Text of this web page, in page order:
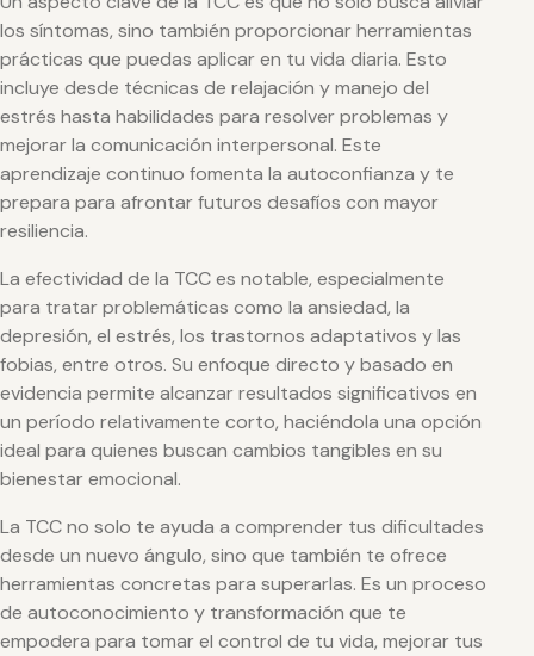
los síntomas, sino también proporcionar herramientas
prácticas que puedas aplicar en tu vida diaria. Esto
incluye desde técnicas de relajación y manejo del
estrés hasta habilidades para resolver problemas y
mejorar la comunicación interpersonal. Este
aprendizaje continuo fomenta la autoconfianza y te
prepara para afrontar futuros desafíos con mayor
resiliencia.
La efectividad de la TCC es notable, especialmente
para tratar problemáticas como la ansiedad, la
depresión, el estrés, los trastornos adaptativos y las
fobias, entre otros. Su enfoque directo y basado en
evidencia permite alcanzar resultados significativos en
un período relativamente corto, haciéndola una opción
ideal para quienes buscan cambios tangibles en su
bienestar emocional.
La TCC no solo te ayuda a comprender tus dificultades
desde un nuevo ángulo, sino que también te ofrece
herramientas concretas para superarlas. Es un proceso
de autoconocimiento y transformación que te
empodera para tomar el control de tu vida, mejorar tus